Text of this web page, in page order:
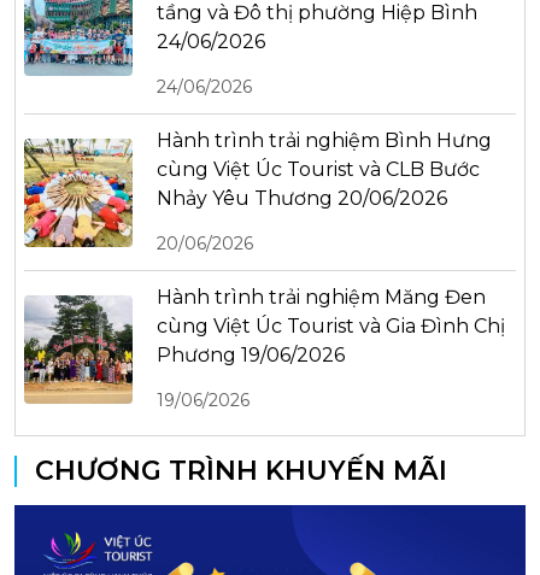
tầng và Đô thị phường Hiệp Bình
24/06/2026
24/06/2026
Hành trình trải nghiệm Bình Hưng
cùng Việt Úc Tourist và CLB Bước
Nhảy Yêu Thương 20/06/2026
20/06/2026
Hành trình trải nghiệm Măng Đen
cùng Việt Úc Tourist và Gia Đình Chị
Phương 19/06/2026
19/06/2026
CHƯƠNG TRÌNH KHUYẾN MÃI